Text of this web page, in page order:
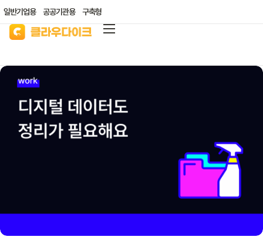
일반기업용 공공기관용 구축형
리소스/자료실
산업별 솔루션